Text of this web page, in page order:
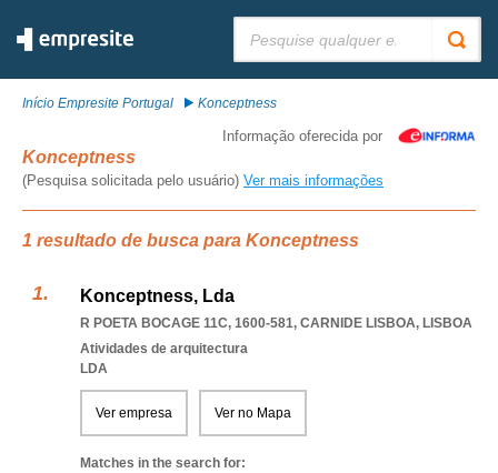
Início Empresite Portugal Konceptness
Informação oferecida por
Konceptness
(Pesquisa solicitada pelo usuário) Ver mais informações
1 resultado de busca para Konceptness
Konceptness, Lda
R POETA BOCAGE 11C, 1600-581, CARNIDE LISBOA, LISBOA
Atividades de arquitectura
LDA
Ver empresa Ver no Mapa
Matches in the search for: